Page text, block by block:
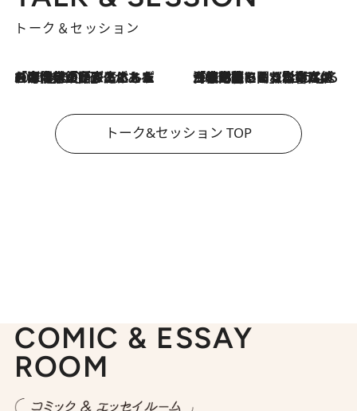
トーク＆セッション
2026.8.3
「今後値上げがあるとすれば…」「リスクがあるのは今年の冬」エネルギー専門家が語る、ホルムズ海峡封鎖が家庭にもたらす“ある心配” 2026.8.3
「住宅建てられない…」「サーチャージ料の高値が続いている」ホルムズ海峡封鎖による影響はいつまで続く？《エネルギー専門家に聞く“どうなる日本の暮らし”》
トーク&セッション TOP
COMIC & ESSAY
ROOM